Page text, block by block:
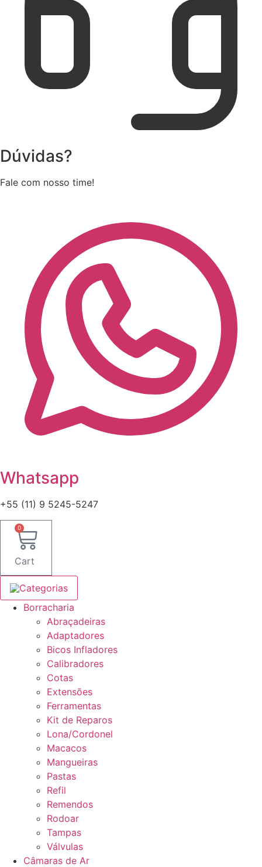
Dúvidas?
Fale com nosso time!
Whatsapp
+55 (11) 9 5245-5247
0
Cart
Categorias
Borracharia
Abraçadeiras
Adaptadores
Bicos Infladores
Calibradores
Cotas
Extensões
Ferramentas
Kit de Reparos
Lona/Cordonel
Macacos
Mangueiras
Pastas
Refil
Remendos
Rodoar
Tampas
Válvulas
Câmaras de Ar